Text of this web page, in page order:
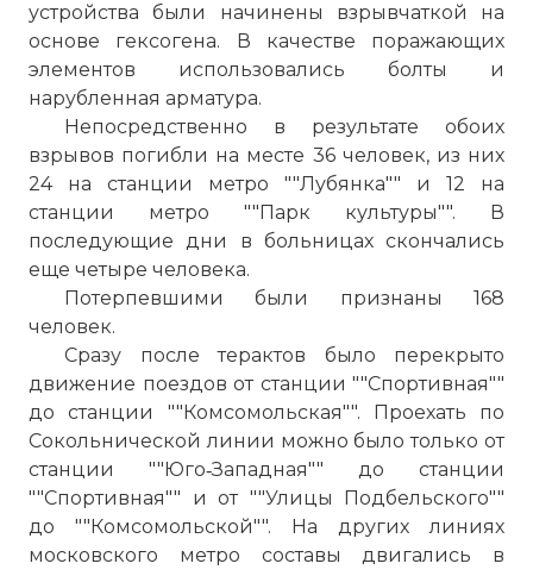
устройства были начинены взрывчаткой на
основе гексогена. В качестве поражающих
элементов использовались болты и
нарубленная арматура.
Непосредственно в результате обоих
взрывов погибли на месте 36 человек, из них
24 на станции метро ""Лубянка"" и 12 на
станции метро ""Парк культуры"". В
последующие дни в больницах скончались
еще четыре человека.
Потерпевшими были признаны 168
человек.
Сразу после терактов было перекрыто
движение поездов от станции ""Спортивная""
до станции ""Комсомольская"". Проехать по
Сокольнической линии можно было только от
станции ""Юго‑Западная"" до станции
""Спортивная"" и от ""Улицы Подбельского""
до ""Комсомольской"". На других линиях
московского метро составы двигались в